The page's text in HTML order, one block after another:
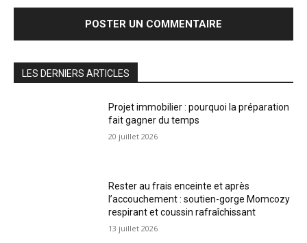
LES DERNIERS ARTICLES
Projet immobilier : pourquoi la préparation
fait gagner du temps
20 juillet 2026
Rester au frais enceinte et après
l’accouchement : soutien-gorge Momcozy
respirant et coussin rafraîchissant
13 juillet 2026